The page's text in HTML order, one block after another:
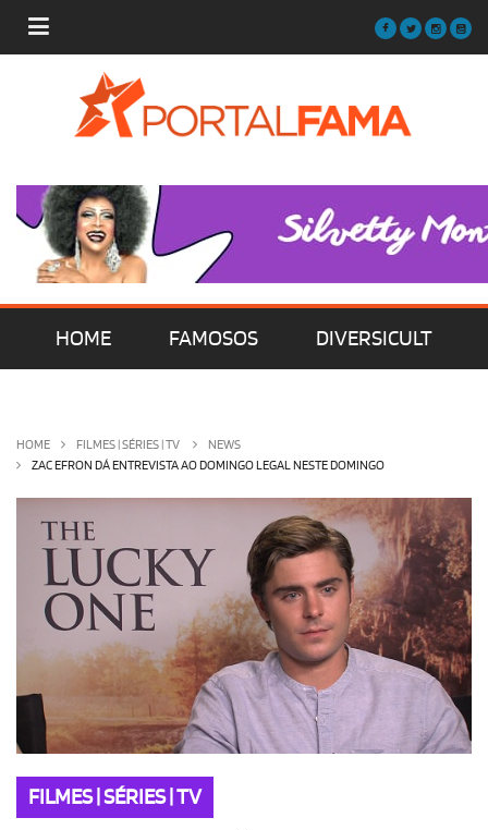
HOME FAMOSOS DIVERSICULT
EU QUERO!
HOME FILMES | SÉRIES | TV
NEWS
ZAC EFRON DÁ ENTREVISTA AO DOMINGO LEGAL NESTE DOMINGO
FILMES | SÉRIES | TV